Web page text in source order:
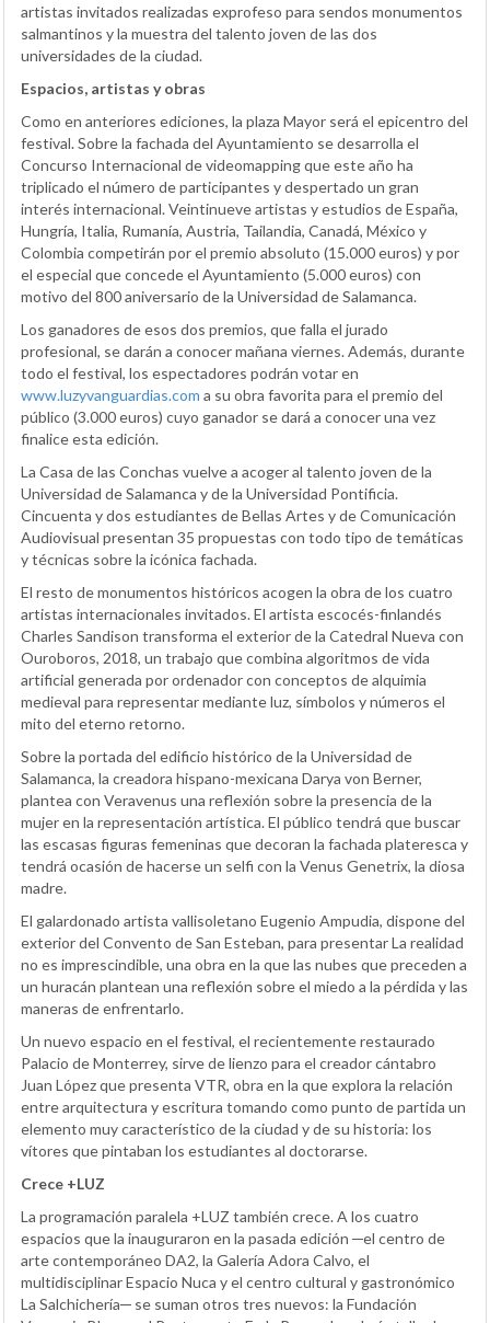
artistas invitados realizadas exprofeso para sendos monumentos
salmantinos y la muestra del talento joven de las dos
universidades de la ciudad.
Espacios, artistas y obras
Como en anteriores ediciones, la plaza Mayor será el epicentro del
festival. Sobre la fachada del Ayuntamiento se desarrolla el
Concurso Internacional de videomapping que este año ha
triplicado el número de participantes y despertado un gran
interés internacional. Veintinueve artistas y estudios de España,
Hungría, Italia, Rumanía, Austria, Tailandia, Canadá, México y
Colombia competirán por el premio absoluto (15.000 euros) y por
el especial que concede el Ayuntamiento (5.000 euros) con
motivo del 800 aniversario de la Universidad de Salamanca.
Los ganadores de esos dos premios, que falla el jurado
profesional, se darán a conocer mañana viernes. Además, durante
todo el festival, los espectadores podrán votar en
www.luzyvanguardias.com a su obra favorita para el premio del
público (3.000 euros) cuyo ganador se dará a conocer una vez
finalice esta edición.
La Casa de las Conchas vuelve a acoger al talento joven de la
Universidad de Salamanca y de la Universidad Pontificia.
Cincuenta y dos estudiantes de Bellas Artes y de Comunicación
Audiovisual presentan 35 propuestas con todo tipo de temáticas
y técnicas sobre la icónica fachada.
El resto de monumentos históricos acogen la obra de los cuatro
artistas internacionales invitados. El artista escocés-finlandés
Charles Sandison transforma el exterior de la Catedral Nueva con
Ouroboros, 2018, un trabajo que combina algoritmos de vida
artificial generada por ordenador con conceptos de alquimia
medieval para representar mediante luz, símbolos y números el
mito del eterno retorno.
Sobre la portada del edificio histórico de la Universidad de
Salamanca, la creadora hispano-mexicana Darya von Berner,
plantea con Veravenus una reflexión sobre la presencia de la
mujer en la representación artística. El público tendrá que buscar
las escasas figuras femeninas que decoran la fachada plateresca y
tendrá ocasión de hacerse un selfi con la Venus Genetrix, la diosa
madre.
El galardonado artista vallisoletano Eugenio Ampudia, dispone del
exterior del Convento de San Esteban, para presentar La realidad
no es imprescindible, una obra en la que las nubes que preceden a
un huracán plantean una reflexión sobre el miedo a la pérdida y las
maneras de enfrentarlo.
Un nuevo espacio en el festival, el recientemente restaurado
Palacio de Monterrey, sirve de lienzo para el creador cántabro
Juan López que presenta VTR, obra en la que explora la relación
entre arquitectura y escritura tomando como punto de partida un
elemento muy característico de la ciudad y de su historia: los
vítores que pintaban los estudiantes al doctorarse.
Crece +LUZ
La programación paralela +LUZ también crece. A los cuatro
espacios que la inauguraron en la pasada edición ─el centro de
arte contemporáneo DA2, la Galería Adora Calvo, el
multidisciplinar Espacio Nuca y el centro cultural y gastronómico
La Salchichería─ se suman otros tres nuevos: la Fundación